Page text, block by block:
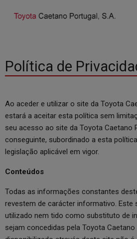
Política de
Ao aceder e utilizar o site da Toyota
estará a aceitar esta política sem
seu acesso ao site da Toyota Caetano
conseguinte, subordinado a esta
legislação aplicável em vigor.
Conteúdos
Todas as informações constantes
revestem de carácter informativo. Este
utilizado nem tido como substituto de
sejam concedidas pela Toyota